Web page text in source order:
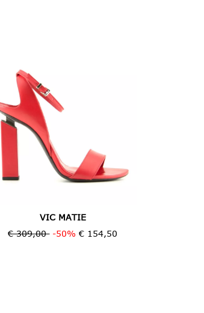
VIC MATIE
€ 309,00-50%€ 154,50